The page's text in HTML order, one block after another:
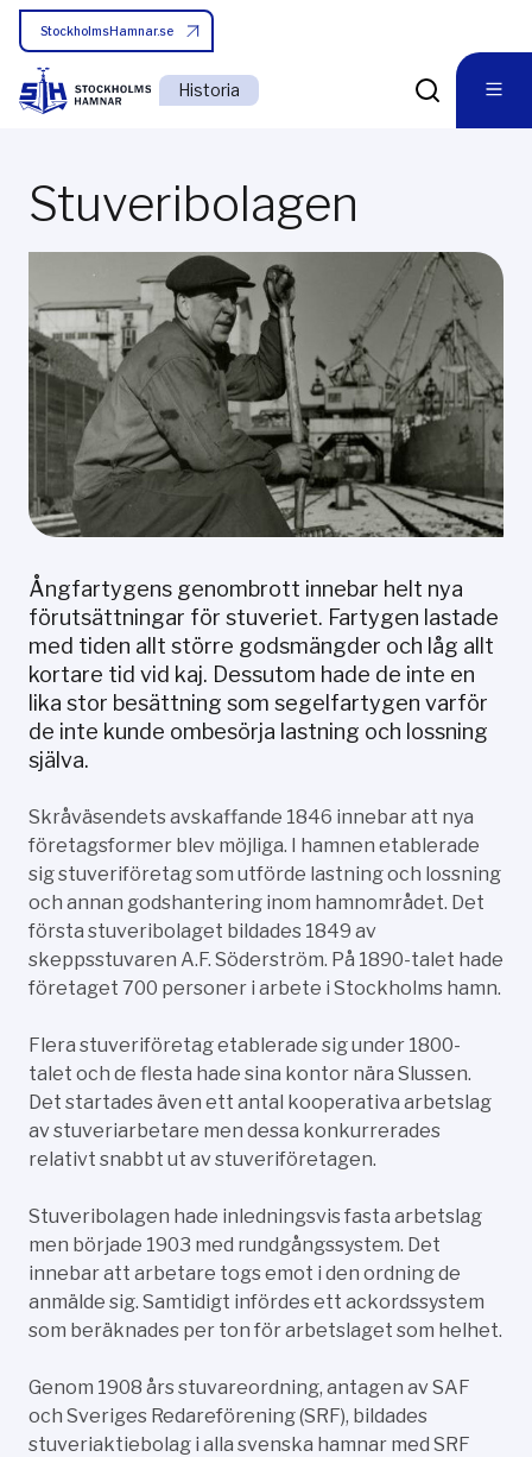
StockholmsHamnar.se
Historia
Stuveribolagen
Ångfartygens genombrott innebar helt nya
förutsättningar för stuveriet. Fartygen lastade
med tiden allt större godsmängder och låg allt
kortare tid vid kaj. Dessutom hade de inte en
lika stor besättning som segelfartygen varför
de inte kunde ombesörja lastning och lossning
själva.
Skråväsendets avskaffande 1846 innebar att nya
företagsformer blev möjliga. I hamnen etablerade
sig stuveriföretag som utförde lastning och lossning
och annan godshantering inom hamnområdet. Det
första stuveribolaget bildades 1849 av
skeppsstuvaren A.F. Söderström. På 1890-talet hade
företaget 700 personer i arbete i Stockholms hamn.
Flera stuveriföretag etablerade sig under 1800-
talet och de flesta hade sina kontor nära Slussen.
Det startades även ett antal kooperativa arbetslag
av stuveriarbetare men dessa konkurrerades
relativt snabbt ut av stuveriföretagen.
Stuveribolagen hade inledningsvis fasta arbetslag
men började 1903 med rundgångssystem. Det
innebar att arbetare togs emot i den ordning de
anmälde sig. Samtidigt infördes ett ackordssystem
som beräknades per ton för arbetslaget som helhet.
Genom 1908 års stuvareordning, antagen av SAF
och Sveriges Redareförening (SRF), bildades
stuveriaktiebolag i alla svenska hamnar med SRF